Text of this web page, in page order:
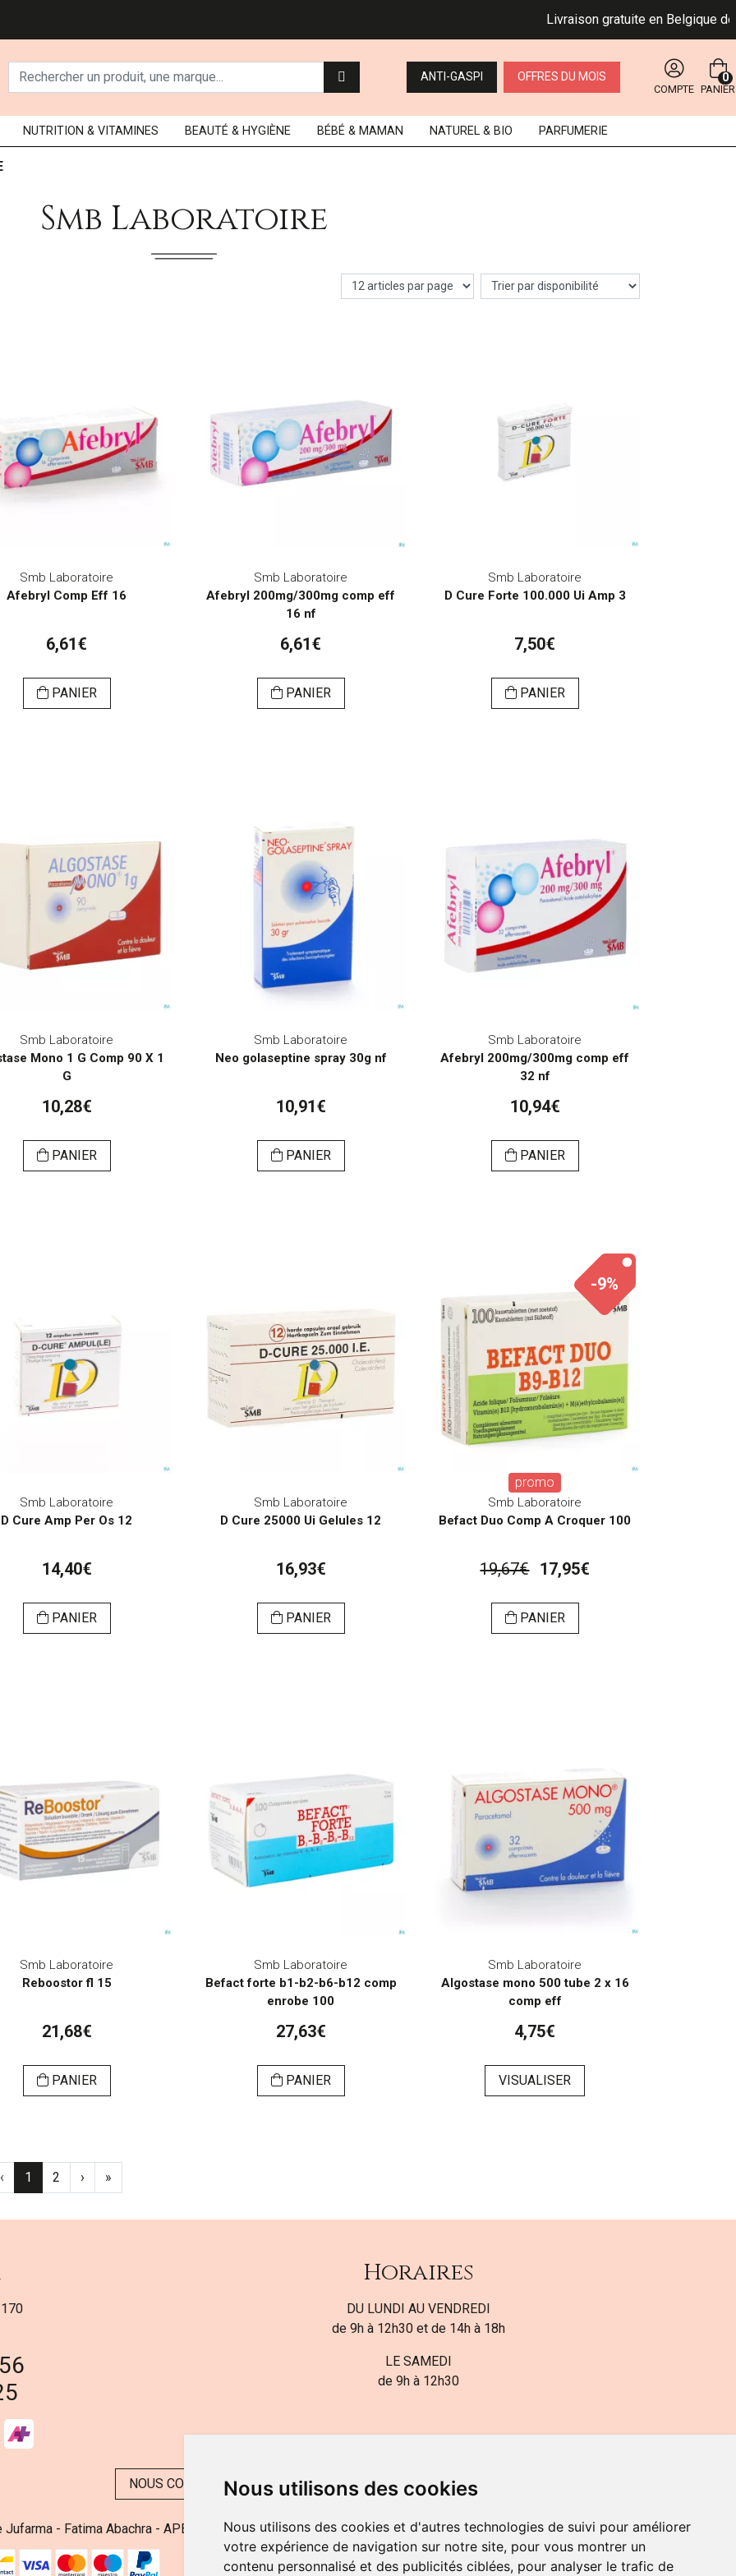
Nous utilisons des cookies
Nous utilisons des cookies et d'autres technologies de suivi pour améliorer
votre expérience de navigation sur notre site, pour vous montrer un
contenu personnalisé et des publicités ciblées, pour analyser le trafic de
Livraison gratuite en Belgique dès
ANTI-GASPI OFFRES DU MOIS
COMPTE PANIER
0
NUTRITION & VITAMINES BEAUTÉ & HYGIÈNE BÉBÉ & MAMAN NATUREL & BIO PARFUMERIE
Smb Laboratoire
Smb Laboratoire
Afebryl Comp Eff 16
6,61€
PANIER
Smb Laboratoire
Afebryl 200mg/300mg comp eff
16 nf
6,61€
PANIER
Smb Laboratoire
D Cure Forte 100.000 Ui Amp 3
7,50€
PANIER
Smb Laboratoire
Mono 1 G Comp 90 X 1
G
10,28€
PANIER
Smb Laboratoire
Neo golaseptine spray 30g nf
10,91€
PANIER
Smb Laboratoire
Afebryl 200mg/300mg comp eff
32 nf
10,94€
PANIER
Smb Laboratoire
D Cure Amp Per Os 12
14,40€
PANIER
Smb Laboratoire
D Cure 25000 Ui Gelules 12
16,93€
PANIER
-9%
promo
Smb Laboratoire
Befact Duo Comp A Croquer 100
19,67€ 17,95€
PANIER
Smb Laboratoire
Reboostor fl 15
21,68€
PANIER
Smb Laboratoire
Befact forte b1-b2-b6-b12 comp
enrobe 100
27,63€
PANIER
Smb Laboratoire
Algostase mono 500 tube 2 x 16
comp eff
4,75€
VISUALISER
‹ 1 2 › »
Horaires
DU LUNDI AU VENDREDI
de 9h à 12h30 et de 14h à 18h
LE SAMEDI
de 9h à 12h30
NOUS CONTACTER
Jufarma - Fatima Abachra - APB 521704 - N° Entreprise BE0882-700-592